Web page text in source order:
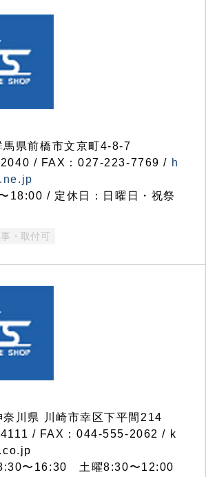
県前橋市文京町4-8-7
/ FAX：027-223-7769 / h
18:00 / 定休日：日曜日・祝祭
・取付可
川県 川崎市幸区下平間214
/ FAX：044-555-2062 / k
〜16:30 土曜8:30〜12:00